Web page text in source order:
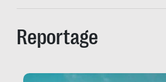
Reportage